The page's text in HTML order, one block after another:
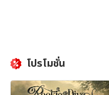
โปรโมชั่น